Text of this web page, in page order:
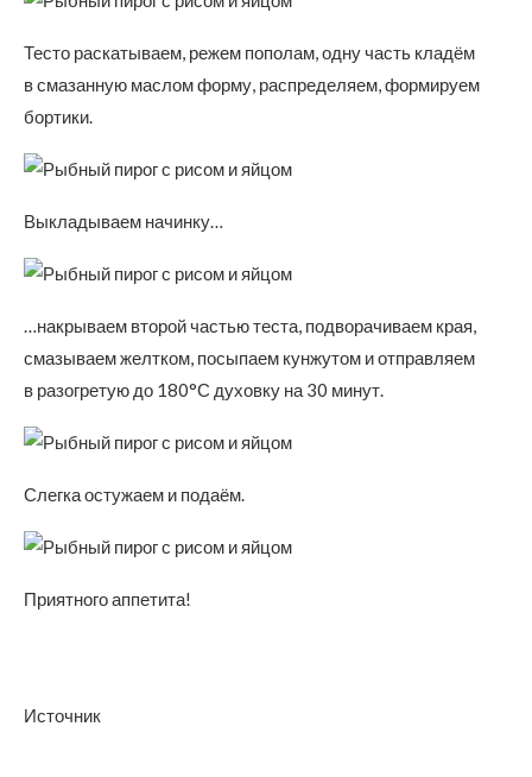
Тесто раскатываем, режем пополам, одну часть кладём
в смазанную маслом форму, распределяем, формируем
бортики.
Выкладываем начинку…
…накрываем второй частью теста, подворачиваем края,
смазываем желтком, посыпаем кунжутом и отправляем
в разогретую до 180°С духовку на 30 минут.
Слегка остужаем и подаём.
Приятного аппетита!
Источник